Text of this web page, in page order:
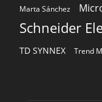
Marta Sánchez
Schneider
TD SYNNEX Trend